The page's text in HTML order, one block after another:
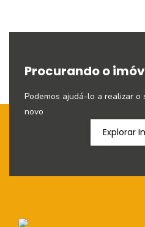
Procurando o
Podemos ajudá-lo a realizar o
novo
Explorar